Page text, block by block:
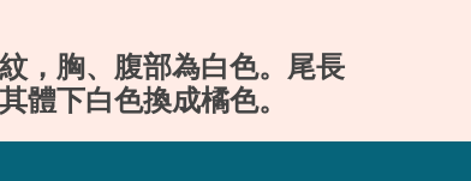
，胸、腹部為白色。尾長
體下白色換成橘色。